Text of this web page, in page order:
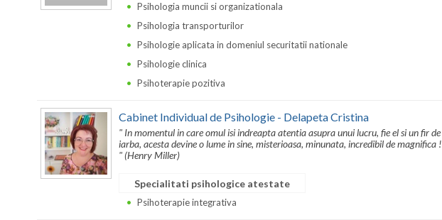
Psihologia muncii si organizationala
Psihologia transporturilor
Psihologie aplicata in domeniul securitatii nationale
Psihologie clinica
Psihoterapie pozitiva
Cabinet Individual de Psihologie - Delapeta Cristina
" In momentul in care omul isi indreapta atentia asupra unui lucru, fie el si un fir de
iarba, acesta devine o lume in sine, misterioasa, minunata, incredibil de magnifica !
" (Henry Miller)
Specialitati psihologice atestate
Psihoterapie integrativa